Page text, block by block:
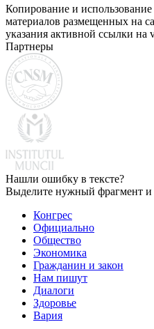
Копирование и
материалов размещенных на
указания активной ссылки на
Партнеры
Нашли ошибку в тексте?
Выделите нужный фрагмент
Конгрес
Официально
Общество
Экономика
Гражданин и закон
Нам пишут
Диалоги
Здоровье
Вария